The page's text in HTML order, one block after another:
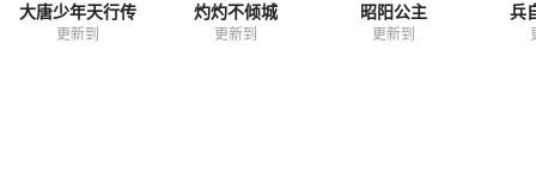
大唐少年天行传
更新到
灼灼不倾城
更新到
昭阳公主
更新到
兵